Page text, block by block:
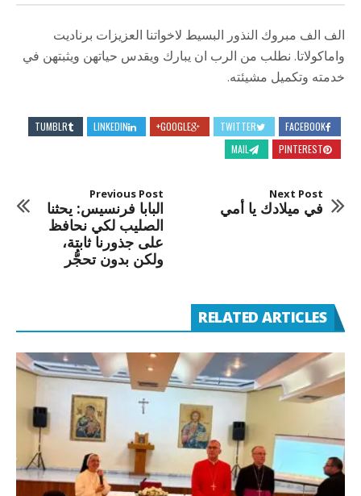
الف الف مبروك النذور البسيط لاخواتنا العزيزات برناديت
واماكولاتا. نطلب من الرب ان يبارك ويقدس حياتهن ويثبتهن في
خدمته وتكميل مشيئته.
FACEBOOK
TWITTER
GOOGLE+
LINKEDIN
TUMBLR
PINTEREST
MAIL
Previous Post
البابا فرنسيس: يحثنا
الصليب لكي نحافظ
على جذورنا ثابتة،
ولكن بدون تحجُّر
Next Post
في ميلادك يا أمي
RELATED ARTICLES